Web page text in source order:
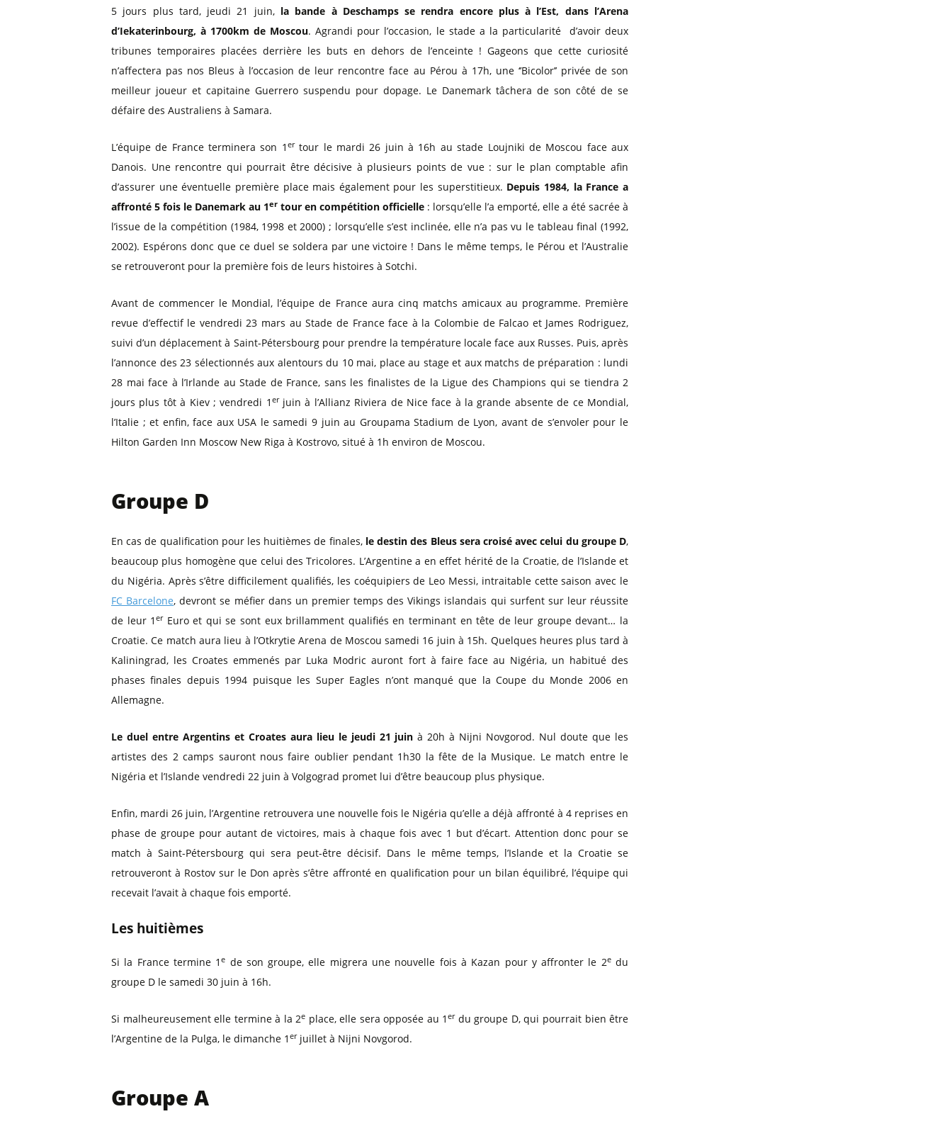
5 jours plus tard, jeudi 21 juin, la bande à Deschamps se rendra encore plus à l’Est, dans l’Arena
d’Iekaterinbourg, à 1700km de Moscou. Agrandi pour l’occasion, le stade a la particularité d’avoir deux
tribunes temporaires placées derrière les buts en dehors de l’enceinte ! Gageons que cette curiosité
n’affectera pas nos Bleus à l’occasion de leur rencontre face au Pérou à 17h, une ‘’Bicolor’’ privée de son
meilleur joueur et capitaine Guerrero suspendu pour dopage. Le Danemark tâchera de son côté de se
défaire des Australiens à Samara.
L’équipe de France terminera son 1 ertour le mardi 26 juin à 16h au stade Loujniki de Moscou face aux
Danois. Une rencontre qui pourrait être décisive à plusieurs points de vue : sur le plan comptable afin
d’assurer une éventuelle première place mais également pour les superstitieux. Depuis 1984, la France a
affronté 5 fois le Danemark au 1er tour en compétition officielle : lorsqu’elle l’a emporté, elle a été sacrée à
l’issue de la compétition (1984, 1998 et 2000) ; lorsqu’elle s’est inclinée, elle n’a pas vu le tableau final (1992,
2002). Espérons donc que ce duel se soldera par une victoire ! Dans le même temps, le Pérou et l’Australie
se retrouveront pour la première fois de leurs histoires à Sotchi.
Avant de commencer le Mondial, l’équipe de France aura cinq matchs amicaux au programme. Première
revue d’effectif le vendredi 23 mars au Stade de France face à la Colombie de Falcao et James Rodriguez,
suivi d’un déplacement à Saint-Pétersbourg pour prendre la température locale face aux Russes. Puis, après
l’annonce des 23 sélectionnés aux alentours du 10 mai, place au stage et aux matchs de préparation : lundi
28 mai face à l’Irlande au Stade de France, sans les finalistes de la Ligue des Champions qui se tiendra 2
jours plus tôt à Kiev ; vendredi 1 erjuin à l’Allianz Riviera de Nice face à la grande absente de ce Mondial,
l’Italie ; et enfin, face aux USA le samedi 9 juin au Groupama Stadium de Lyon, avant de s’envoler pour le
Hilton Garden Inn Moscow New Riga à Kostrovo, situé à 1h environ de Moscou.
Groupe D
En cas de qualification pour les huitièmes de finales, le destin des Bleus sera croisé avec celui du groupe D,
beaucoup plus homogène que celui des Tricolores. L’Argentine a en effet hérité de la Croatie, de l’Islande et
du Nigéria. Après s’être difficilement qualifiés, les coéquipiers de Leo Messi, intraitable cette saison avec le
FC Barcelone, devront se méfier dans un premier temps des Vikings islandais qui surfent sur leur réussite
de leur 1erEuro et qui se sont eux brillamment qualifiés en terminant en tête de leur groupe devant… la
Croatie. Ce match aura lieu à l’Otkrytie Arena de Moscou samedi 16 juin à 15h. Quelques heures plus tard à
Kaliningrad, les Croates emmenés par Luka Modric auront fort à faire face au Nigéria, un habitué des
phases finales depuis 1994 puisque les Super Eagles n’ont manqué que la Coupe du Monde 2006 en
Allemagne.
Le duel entre Argentins et Croates aura lieu le jeudi 21 juin à 20h à Nijni Novgorod. Nul doute que les
artistes des 2 camps sauront nous faire oublier pendant 1h30 la fête de la Musique. Le match entre le
Nigéria et l’Islande vendredi 22 juin à Volgograd promet lui d’être beaucoup plus physique.
Enfin, mardi 26 juin, l’Argentine retrouvera une nouvelle fois le Nigéria qu’elle a déjà affronté à 4 reprises en
phase de groupe pour autant de victoires, mais à chaque fois avec 1 but d’écart. Attention donc pour se
match à Saint-Pétersbourg qui sera peut-être décisif. Dans le même temps, l’Islande et la Croatie se
retrouveront à Rostov sur le Don après s’être affronté en qualification pour un bilan équilibré, l’équipe qui
recevait l’avait à chaque fois emporté.
Les huitièmes
Si la France termine 1e de son groupe, elle migrera une nouvelle fois à Kazan pour y affronter le 2edu
groupe D le samedi 30 juin à 16h.
Si malheureusement elle termine à la 2e place, elle sera opposée au 1erdu groupe D, qui pourrait bien être
l’Argentine de la Pulga, le dimanche 1 erjuillet à Nijni Novgorod.
Groupe A